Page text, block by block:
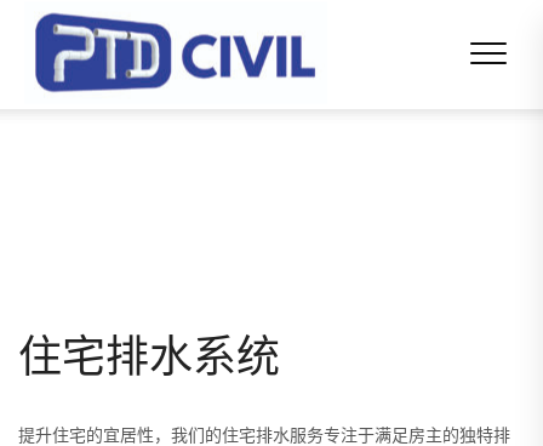
住宅排水系统
提升住宅的宜居性，我们的住宅排水服务专注于满足房主的独特排